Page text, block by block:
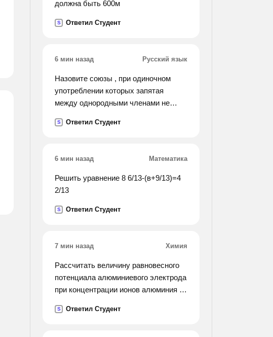
должна быть 600м
S Ответил Студент
6 мин назад Русский язык
Назовите союзы , при одиночном
употреблении которых запятая
между однородными членами не
союзов - ставться . привидите
S Ответил Студент
6 мин назад Математика
Решить уравнение 8 6/13-(в+9/13)=4
2/13
S Ответил Студент
7 мин назад Химия
Рассчитать величину равновесного
потенциала алюминиевого электрода
при концентрации ионов алюминия в
S Ответил Студент